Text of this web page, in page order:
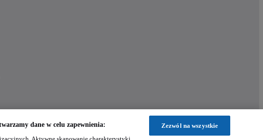
dane w celu zapewnienia: Zezwól na wszystkie